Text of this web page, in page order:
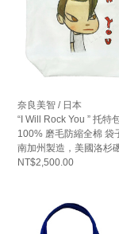
奈良美智 / 日本
“I Will Rock You ” 托特
100% 磨毛防縮全棉 袋
南加州製造，美國洛杉
NT$2,500.00